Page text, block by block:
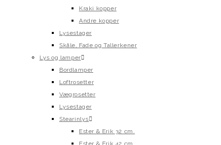
Kraki kopper
Andre kopper
Lysestager
Skåle, Fade og Tallerkener
Lys og lamper
Bordlamper
Loftrosetter
Vægrosetter
Lysestager
Stearinlys
Ester & Erik 32 cm.
Ester & Erik 42 cm.